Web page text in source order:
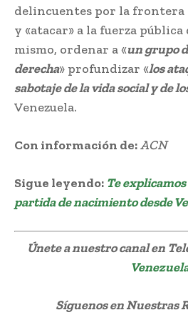
delincuentes por la frontera
y «atacar» a la fuerza pública
mismo, ordenar a «un grupo
derecha» profundizar «los
sabotaje de la vida social y de
Venezuela.
Con información de:ACN
Sigue leyendo: Te
partida de nacimiento desde
Únete a nuestro canal en
Síguenosen Nuestras